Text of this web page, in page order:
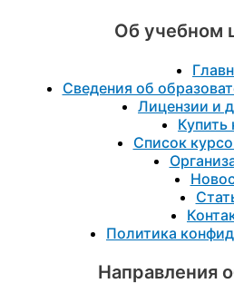
Об учебном
Сведения об
Лицензии и
Купить
Список
Политика
Направления